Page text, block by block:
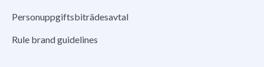
Personuppgiftsbiträdesavtal
Rule brand guidelines